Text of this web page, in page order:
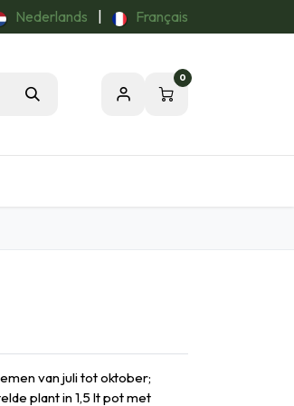
Nederlands Français
0
van juli tot oktober;
plant in 1,5 lt pot met